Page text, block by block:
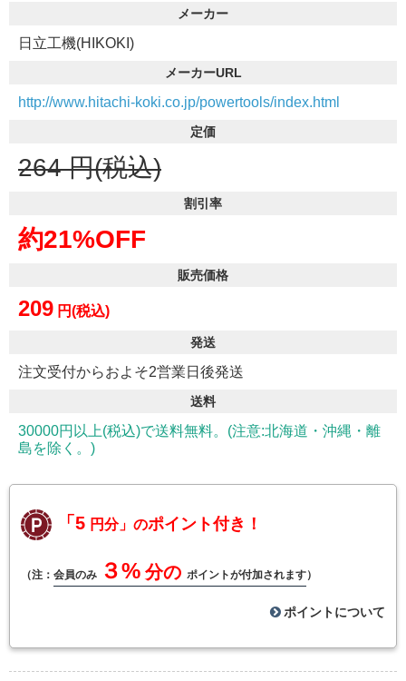
メーカー
日立工機(HIKOKI)
メーカーURL
http://www.hitachi-koki.co.jp/powertools/index.html
定価
264 円(税込)
割引率
約21%OFF
販売価格
209 円(税込)
発送
注文受付からおよそ2営業日後発送
送料
30000円以上(税込)で送料無料。(注意:北海道・沖縄・離
島を除く。)
「5 円分」のポイント付き！
（注： 会員のみ ３% 分の ポイントが付加されます）
ポイントについて